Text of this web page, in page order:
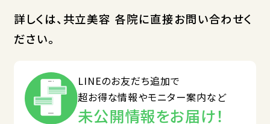
詳しくは、共立美容 各院に直接お問い合わせく
ださい。
LINEのお友だち追加で
超お得な情報やモニター案内など
未公開情報をお届け！